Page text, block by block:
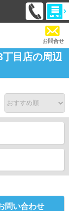
お問合せ
目店の周辺
問い合わせ